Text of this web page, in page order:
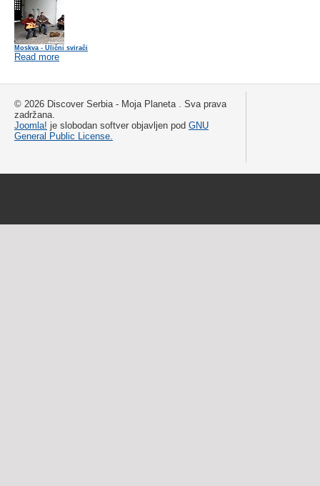
Moskva - Ulični svirači
Read more
© 2026 Discover Serbia - Moja Planeta . Sva prava
zadržana.
Joomla! je slobodan softver objavljen pod GNU
General Public License.